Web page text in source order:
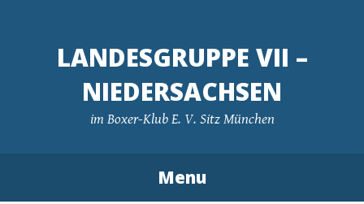
LANDESGRUPPE VII –
NIEDERSACHSEN
im Boxer-Klub E. V. Sitz München
Menu